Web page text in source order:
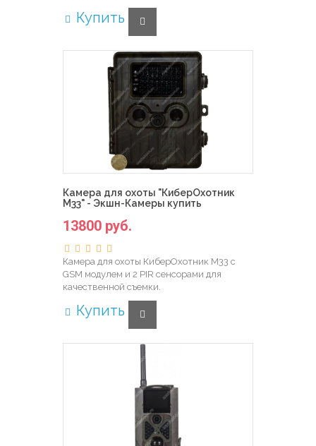
Купить
Камера для охоты "КиберОхотник
M33" - Экшн-Камеры купить
13800 руб.
Камера для охоты КиберОхотник M33 с
GSM модулем и 2 PIR сенсорами для
качественной съемки.
Купить